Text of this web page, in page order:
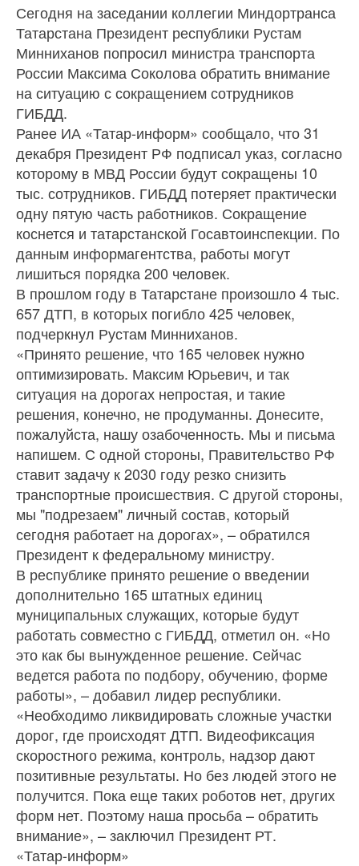
Сегодня на заседании коллегии Миндортранса
Татарстана Президент республики Рустам
Минниханов попросил министра транспорта
России Максима Соколова обратить внимание
на ситуацию с сокращением сотрудников
ГИБДД.
Ранее ИА «Татар-информ» сообщало, что 31
декабря Президент РФ подписал указ, согласно
которому в МВД России будут сокращены 10
тыс. сотрудников. ГИБДД потеряет практически
одну пятую часть работников. Сокращение
коснется и татарстанской Госавтоинспекции. По
данным информагентства, работы могут
лишиться порядка 200 человек.
В прошлом году в Татарстане произошло 4 тыс.
657 ДТП, в которых погибло 425 человек,
подчеркнул Рустам Минниханов.
«Принято решение, что 165 человек нужно
оптимизировать. Максим Юрьевич, и так
ситуация на дорогах непростая, и такие
решения, конечно, не продуманны. Донесите,
пожалуйста, нашу озабоченность. Мы и письма
напишем. С одной стороны, Правительство РФ
ставит задачу к 2030 году резко снизить
транспортные происшествия. С другой стороны,
мы "подрезаем" личный состав, который
сегодня работает на дорогах», – обратился
Президент к федеральному министру.
В республике принято решение о введении
дополнительно 165 штатных единиц
муниципальных служащих, которые будут
работать совместно с ГИБДД, отметил он. «Но
это как бы вынужденное решение. Сейчас
ведется работа по подбору, обучению, форме
работы», – добавил лидер республики.
«Необходимо ликвидировать сложные участки
дорог, где происходят ДТП. Видеофиксация
скоростного режима, контроль, надзор дают
позитивные результаты. Но без людей этого не
получится. Пока еще таких роботов нет, других
форм нет. Поэтому наша просьба – обратить
внимание», – заключил Президент РТ.
«Татар-информ»